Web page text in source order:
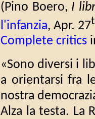
(Pino Boero, I
l'infanzia, Apr. 27
Complete critics
«Sono diversi i
a orientarsi fra
nostra
Alza la testa. La